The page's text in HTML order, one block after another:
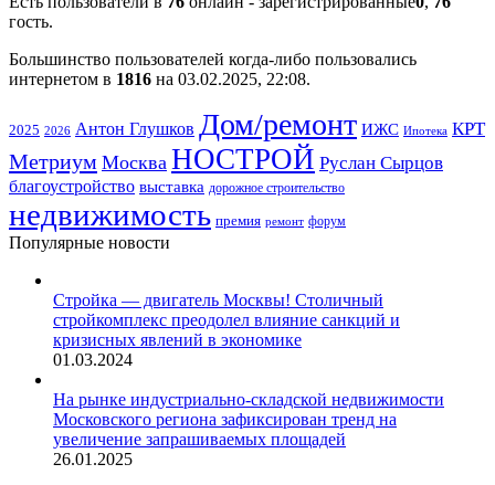
гость.
Большинство пользователей когда-либо пользовались
интернетом в 1816 на 03.02.2025, 22:08.
2025 2026 Антон Глушков Дом/ремонт ИЖС Ипотека КРТ
Метриум Москва НОСТРОЙ Руслан Сырцов
благоустройство выставка дорожное строительство
недвижимость премия ремонт форум
Популярные новости
Стройка — двигатель Москвы! Столичный
стройкомплекс преодолел влияние санкций и
кризисных явлений в экономике
01.03.2024
На рынке индустриально-складской недвижимости
Московского региона зафиксирован тренд на
увеличение запрашиваемых площадей
26.01.2025